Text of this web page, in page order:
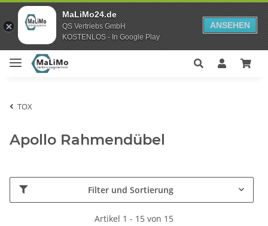
MaLiMo24.de
QS Vertriebs GmbH
KOSTENLOS - In Google Play
ANSEHEN
TOX
Apollo Rahmendübel
Filter und Sortierung
Artikel 1 - 15 von 15